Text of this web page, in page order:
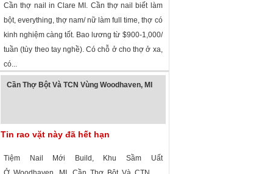
Cần thợ nail in Clare MI. Cần thợ nail biết làm
bột, everything, thợ nam/ nữ làm full time, thợ có
kinh nghiệm càng tốt. Bao lương từ $900-1,000/
tuần (tùy theo tay nghề). Có chỗ ở cho thợ ở xa,
có...
Cần Thợ Bột Và TCN Vùng Woodhaven, MI
Tin rao vặt này đã hết hạn
Tiệm Nail Mới Build, Khu Sầm Uất